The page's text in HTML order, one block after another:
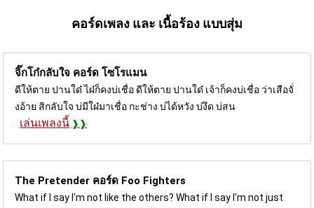
คอร์ดเพลง และ เนื้อร้อง แบบสุ่ม
จิ๊กโก๋กลับใจ คอร์ด โซโรแมน
ดีให้ตาย ปานใด๋ ไผ๋ก็คงบ่เชื่อ ดีให้ตาย ปานใด๋ เจ้าก็คงบ่เชื่อ ว่าเสือจั่
งอ้าย สิกลับใจ บ่มีใผ๋มาเชื่อ กะช่าง บ่ได้หวัง บ่งึด บ่สน
เล่นเพลงนี้
The Pretender คอร์ด Foo Fighters
What if I say I'm not like the others? What if I say I'm not just